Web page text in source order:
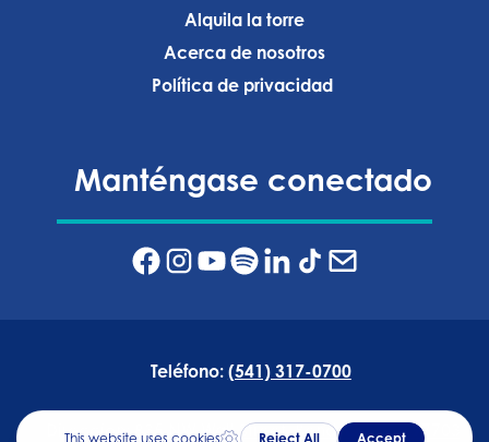
Alquila la torre
Acerca de nosotros
Política de privacidad ‍
Manténgase conectado
Teléfono: (541) 317-0700
Dirección:835 NW Wall Street, Bend, Oregón 97703